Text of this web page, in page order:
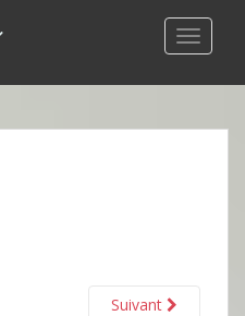
Toggle
Suivant